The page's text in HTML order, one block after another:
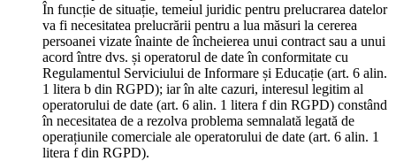
În funcție de situație, temeiul juridic pentru prelucrarea datelor
va fi necesitatea prelucrării pentru a lua măsuri la cererea
persoanei vizate înainte de încheierea unui contract sau a unui
acord între dvs. și operatorul de date în conformitate cu
Regulamentul Serviciului de Informare și Educație (art. 6 alin.
1 litera b din RGPD); iar în alte cazuri, interesul legitim al
operatorului de date (art. 6 alin. 1 litera f din RGPD) constând
în necesitatea de a rezolva problema semnalată legată de
operațiunile comerciale ale operatorului de date (art. 6 alin. 1
litera f din RGPD).